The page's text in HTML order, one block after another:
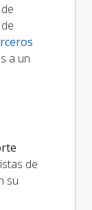
de
a un
de
su